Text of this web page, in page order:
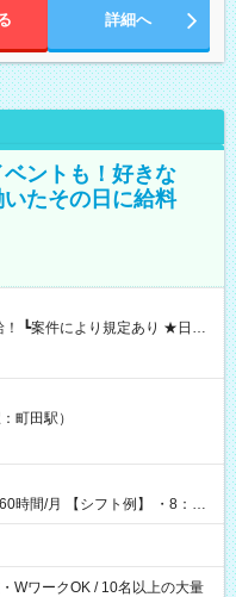
詳細へ
ントも！好きな
たその日に給料
日に現金GET♪ お仕事後はコ
！ 【試用期間】試
町田駅）
例】 ・8：00
WワークOK / 10名以上の大量